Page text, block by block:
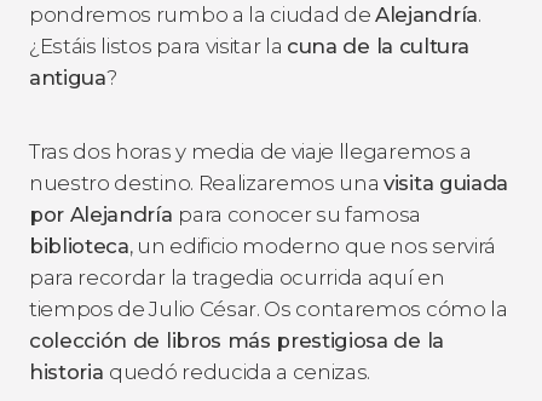
pondremos rumbo a la ciudad deAlejandría.
¿Estáis listos para visitar la cuna de la cultura
antigua?
Tras dos horas y media de viaje llegaremos a
nuestro destino. Realizaremos unavisita guiada
por Alejandría para conocer su famosa
biblioteca, un edificio moderno que nos servirá
para recordar la tragedia ocurrida aquí en
tiempos de Julio César. Os contaremos cómo la
colección de libros más prestigiosa de la
historia quedó reducida a cenizas.